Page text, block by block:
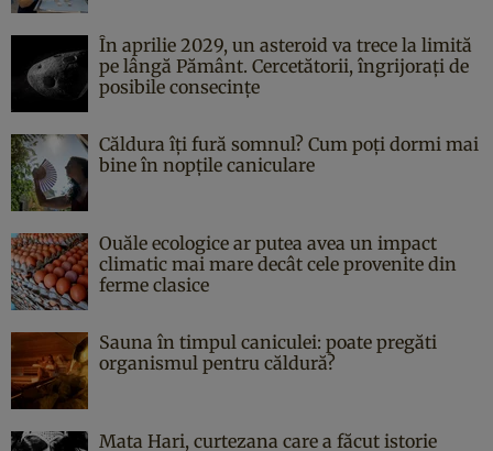
În aprilie 2029, un asteroid va trece la limită
pe lângă Pământ. Cercetătorii, îngrijorați de
posibile consecințe
Căldura îți fură somnul? Cum poți dormi mai
bine în nopțile caniculare
Ouăle ecologice ar putea avea un impact
climatic mai mare decât cele provenite din
ferme clasice
Sauna în timpul caniculei: poate pregăti
organismul pentru căldură?
Mata Hari, curtezana care a făcut istorie